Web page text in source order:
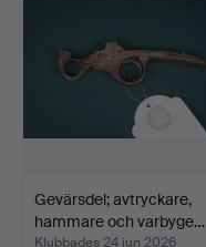
Gevärsdel; avtryckare,
hammare och varbyge…
Klubbades 24 jun 2026